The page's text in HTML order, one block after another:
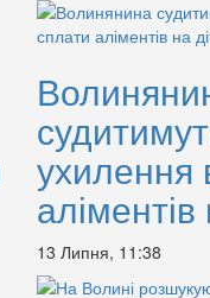
ухилення
13 Липня, 11:38